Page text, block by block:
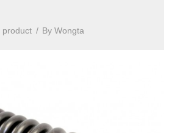
product By Wongta